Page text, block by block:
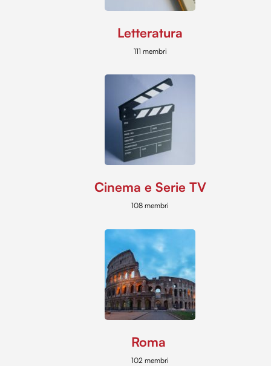
Letteratura
111 membri
Cinema e Serie TV
108 membri
Roma
102 membri